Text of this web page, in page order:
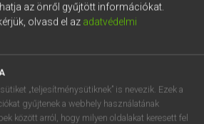
KERESÉS
szótár
az önről gyűjtött információkat.
olvasd el az adatvédelmi
„teljesítménysütiknek” is nevezik. Ezek a
gyűjtenek a webhely használatának
között arról, hogy milyen oldalakat keresett fel
9 ö ü ó
i o p ő ú
l ű
, . AltGr